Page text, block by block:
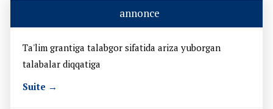
annonce
Ta'lim grantiga talabgor sifatida ariza yuborgan
talabalar diqqatiga
Suite →